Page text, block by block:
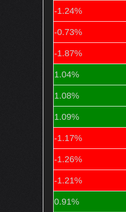
-1.24%
-0.73%
-1.87%
1.04%
1.08%
1.09%
-1.17%
-1.26%
-1.21%
0.91%